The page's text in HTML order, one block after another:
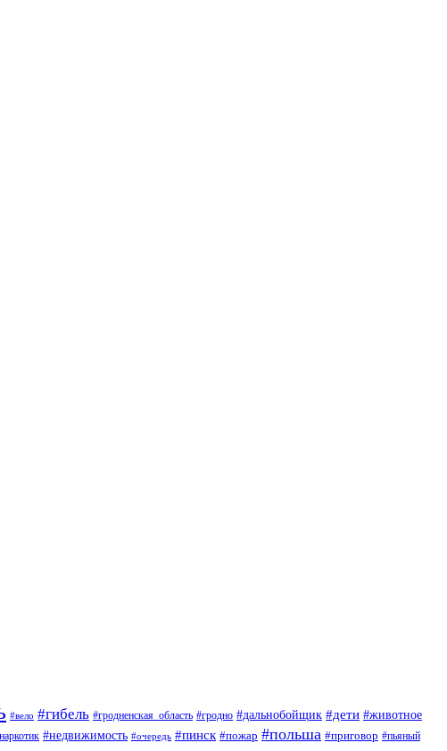
#вело #гибель #гродненская_область #гродно #дальнобойщик #дети #животное
#недвижимость #очередь #пинск #пожар #польша #приговор #пьяный